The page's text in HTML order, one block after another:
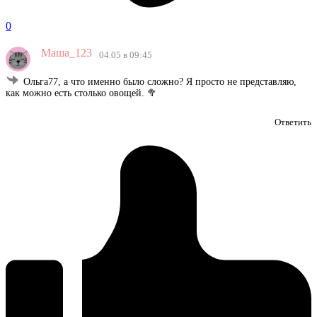
0
Маша_123 04.05 в 09:45
Ольга77, а что именно было сложно? Я просто не представляю,
как можно есть столько овощей. 🥦
Ответить